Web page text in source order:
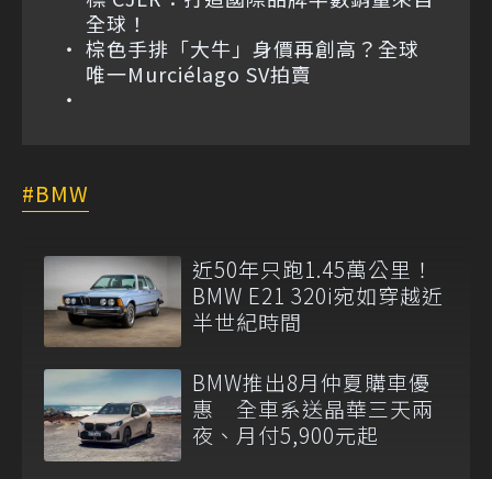
全球！
棕色手排「大牛」身價再創高？全球
唯一Murciélago SV拍賣
BMW
近50年只跑1.45萬公里！
BMW E21 320i宛如穿越近
半世紀時間
BMW推出8月仲夏購車優
惠 全車系送晶華三天兩
夜、月付5,900元起